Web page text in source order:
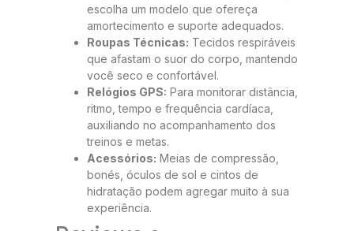
escolha um modelo que ofereça
amortecimento e suporte adequados.
Roupas Técnicas: Tecidos respiráveis
que afastam o suor do corpo, mantendo
você seco e confortável.
Relógios GPS: Para monitorar distância,
ritmo, tempo e frequência cardíaca,
auxiliando no acompanhamento dos
treinos e metas.
Acessórios: Meias de compressão,
bonés, óculos de sol e cintos de
hidratação podem agregar muito à sua
experiência.